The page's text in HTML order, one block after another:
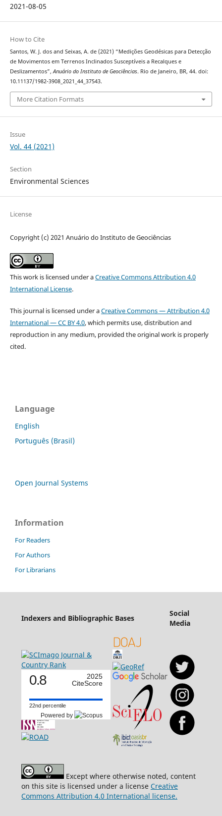
2021-08-05
How to Cite
Santos, W. J. dos and Seixas, A. de (2021) “Medições Geodésicas para Detecção
de Movimentos em Terrenos Inclinados Susceptíveis a Recalques e
Deslizamentos”,Anuário do Instituto de Geociências. Rio de Janeiro, BR, 44. doi:
10.11137/1982-3908_2021_44_37543.
More Citation Formats
Issue
Vol. 44 (2021)
Section
Environmental Sciences
License
Copyright (c) 2021 Anuário do Instituto de Geociências
This work is licensed under aCreative Commons Attribution 4.0
International License.
This journal is licensed under aCreative Commons — Attribution 4.0
International — CC BY 4.0, which permits use, distribution and
reproduction in any medium, provided the original work is properly
cited.
Language
English
Português (Brasil)
Open Journal Systems
Information
For Readers
For Authors
For Librarians
Indexers and Bibliographic Bases
Social
Media
0.8
2025
CiteScore
22nd percentile
Powered by
Except where otherwise noted, content
on this site is licensed under a license Creative
Commons Attribution 4.0 International license.